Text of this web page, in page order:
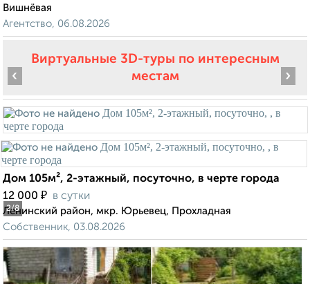
Вишнёвая
Агентство, 06.08.2026
Виртуальные 3D-туры по интересным
местам
2/8
‹ ›
Дом 105м², 2-этажный, посуточно, в черте города
12 000 ₽ в сутки
Ленинский район, мкр. Юрьевец, Прохладная
Собственник, 03.08.2026